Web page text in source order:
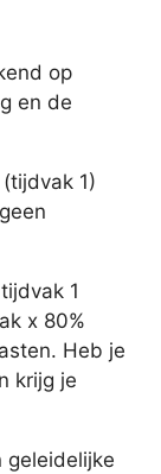
op
en de
1)
1
x 80%
Heb je
krijg je
geleidelijke